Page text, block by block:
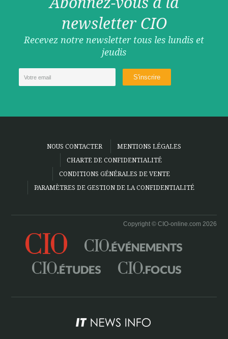
newsletter CIO
Recevez notre newsletter tous les lundis et
jeudis
NOUS CONTACTER
MENTIONS LÉGALES
CHARTE DE CONFIDENTIALITÉ
CONDITIONS GÉNÉRALES DE VENTE
PARAMÈTRES DE GESTION DE LA CONFIDENTIALITÉ
Copyright © CIO-online.com 2026